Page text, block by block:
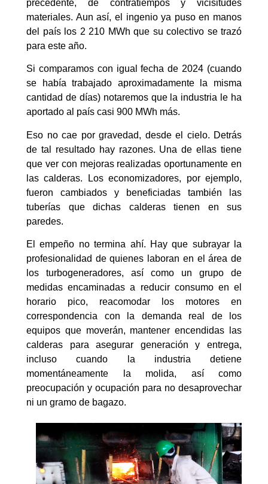
precedente, de contratiempos y vicisitudes
materiales. Aun así, el ingenio ya puso en manos
del país los 2 210 MWh que su colectivo se trazó
para este año.
Si comparamos con igual fecha de 2024 (cuando
se había trabajado aproximadamente la misma
cantidad de días) notaremos que la industria le ha
aportado al país casi 900 MWh más.
Eso no cae por gravedad, desde el cielo. Detrás
de tal resultado hay razones. Una de ellas tiene
que ver con mejoras realizadas oportunamente en
las calderas. Los economizadores, por ejemplo,
fueron cambiados y beneficiadas también las
tuberías que dichas calderas tienen en sus
paredes.
El empeño no termina ahí. Hay que subrayar la
profesionalidad de quienes laboran en el área de
los turbogeneradores, así como un grupo de
medidas encaminadas a reducir consumo en el
horario pico, reacomodar los motores en
correspondencia con la demanda real de los
equipos que moverán, mantener encendidas las
calderas para asegurar generación y entrega,
incluso cuando la industria detiene
momentáneamente la molida, así como
preocupación y ocupación para no desaprovechar
ni un gramo de bagazo.